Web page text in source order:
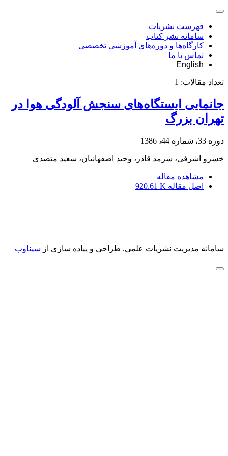
فهرست نشریات
سامانه نشر کتاب
کارگاه‌ها و دوره‌های آموزشی تخصصی
تماس با ما
English
تعداد مقالات: 1
جانمایی ایستگاه‌های سنجش آلودگی هوا در
تهران بزرگ
دوره 33، شماره 44، 1386
خسرو اشرفی، سرمد قادر، وحید اصفهانیان، سعید متصدی
مشاهده مقاله
اصل مقاله 920.61 K
سامانه مدیریت نشریات علمی. طراحی و پیاده سازی از سیناوب